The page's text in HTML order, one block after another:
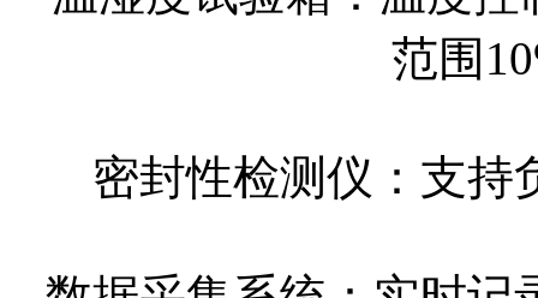
范围
密封性检测仪：支持